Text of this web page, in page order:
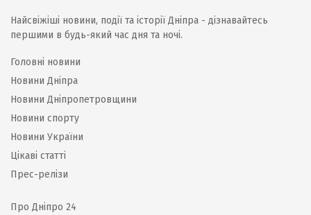
Найсвіжіші новини, події та історії Дніпра - дізнавайтесь
першими в будь-який час дня та ночі.
Головні новини
Новини Дніпра
Новини Дніпропетровщини
Новини спорту
Новини України
Цікаві статті
Прес-релізи
Про Дніпро 24